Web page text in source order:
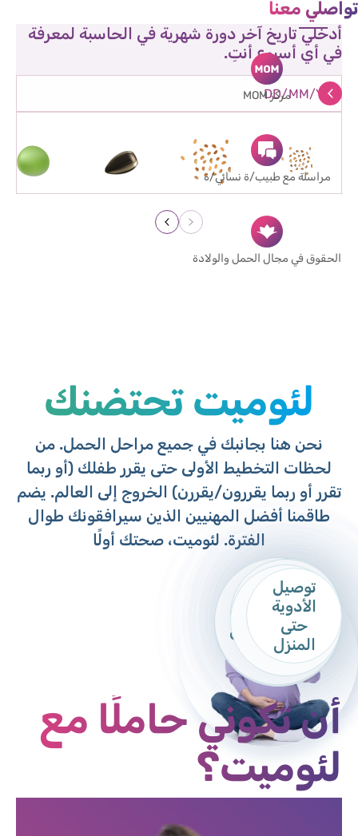
تواصلي معنا
مركز MOM
مراسلة مع طبيب/ة نسائي/ة
الحقوق في مجال الحمل والولادة
أدخلي تاريخ آخر دورة شهرية في الحاسبة لمعرفة
في أي أسبوع أنتِ.
الأسبوع 3 الأسبوع 4
لئوميت تحتضنك
نحن هنا بجانبك في جميع مراحل الحمل. من
لحظات التخطيط الأولى حتى يقرر طفلك (أو ربما
تقرر أو ربما يقررون/يقررن) الخروج إلى العالم. يضم
طاقمنا أفضل المهنيين الذين سيرافقونك طوال
الفترة. لئوميت، صحتك أولًا
مركز Mom
مركز
ممرضات
وقابلات
حملي" في
تطبيق لئوميت"
المراسلة مع
طبيب/ة
النساء
ممرضات
لمرافقة الحمل
استشارة
إرضاع
رزمة الحمل
من لئوميت
الذهبي
توصيل
الأدوية
حتى
المنزل
أن تكوني حاملًا مع
لئوميت؟